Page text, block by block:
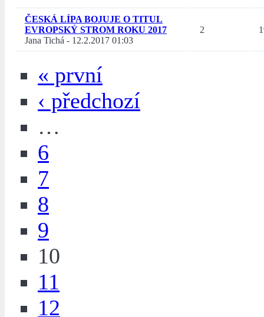
ČESKÁ LÍPA BOJUJE O TITUL
EVROPSKÝ STROM ROKU 2017
Jana Tichá - 12.2.2017 01:03
2
« první
‹ předchozí
…
6
7
8
9
10
11
12